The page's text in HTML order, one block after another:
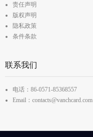
责任声明
版权声明
隐私政策
条件条款
联系我们
电话：86-0571-85368557
Email：contacts@vanchcard.com